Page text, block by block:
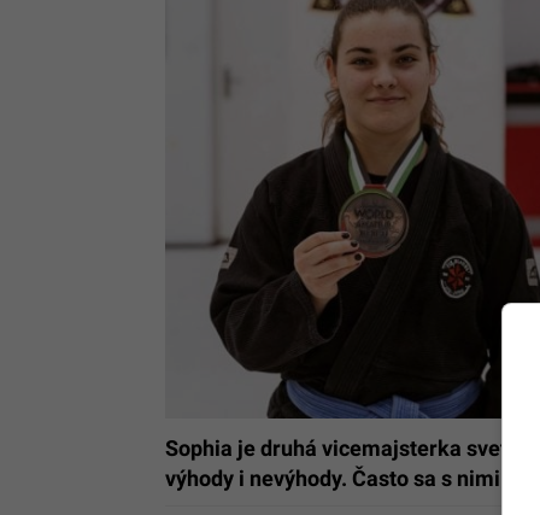
Sophia je druhá vicemajsterka sveta
výhody i nevýhody. Často sa s nimi